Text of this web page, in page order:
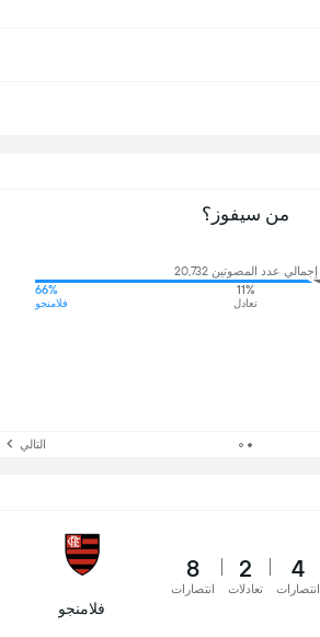
من سيفوز؟
إجمالي عدد المصوتين 20,732
11%
تعادل
66%
فلامنجو
التالي
4
انتصارات
2
تعادلات
8
انتصارات
فلامنجو